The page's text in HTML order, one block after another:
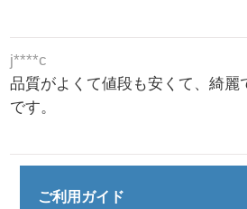
j****c
品質がよくて値段も安くて、綺麗
です。
ご利用ガイド